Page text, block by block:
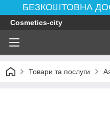
БЕЗКОШТОВНА
Cosmetics-city
Товари та послуги